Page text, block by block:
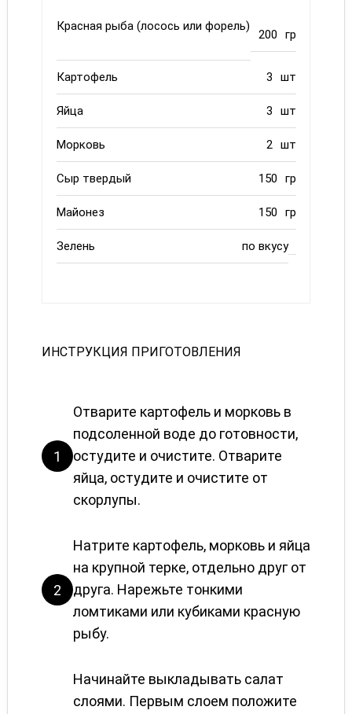
Красная рыба (лосось или форель)
200 гр
Картофель 3 шт
Яйца 3 шт
Морковь 2 шт
Сыр твердый 150 гр
Майонез 150 гр
Зелень по вкусу
ИНСТРУКЦИЯ ПРИГОТОВЛЕНИЯ
1
Отварите картофель и морковь в
подсоленной воде до готовности,
остудите и очистите. Отварите
яйца, остудите и очистите от
скорлупы.
2
Натрите картофель, морковь и яйца
на крупной терке, отдельно друг от
друга. Нарежьте тонкими
ломтиками или кубиками красную
рыбу.
Начинайте выкладывать салат
слоями. Первым слоем положите